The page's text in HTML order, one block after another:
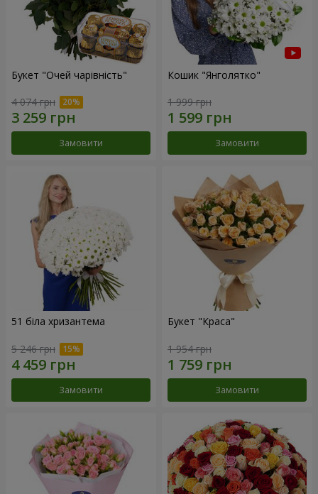
Букет "Очей чарівність"
4 074 грн
Замовити
Кошик "Янголятко"
1 999 грн
Замовити
51 біла хризантема
5 246 грн
Замовити
Букет "Краса"
1 954 грн
Замовити